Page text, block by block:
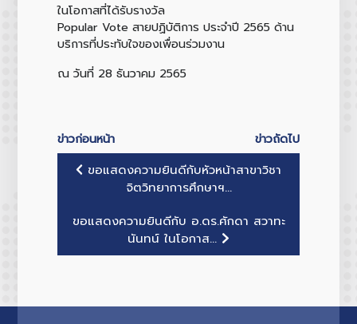
ในโอกาสที่ได้รับรางวัล
Popular Vote สายปฏิบัติการ ประจำปี 2565 ด้าน
บริการที่ประทับใจของเพื่อนร่วมงาน
ณ วันที่ 28 ธันวาคม 2565
ข่าวก่อนหน้า
ข่าวถัดไป
ขอแสดงความยินดีกับหัวหน้าสาขาวิชา
จิตวิทยาการศึกษาฯ...
ขอแสดงความยินดีกับ อ.ดร.ศักดา สวาทะ
นันทน์ ในโอกาส...